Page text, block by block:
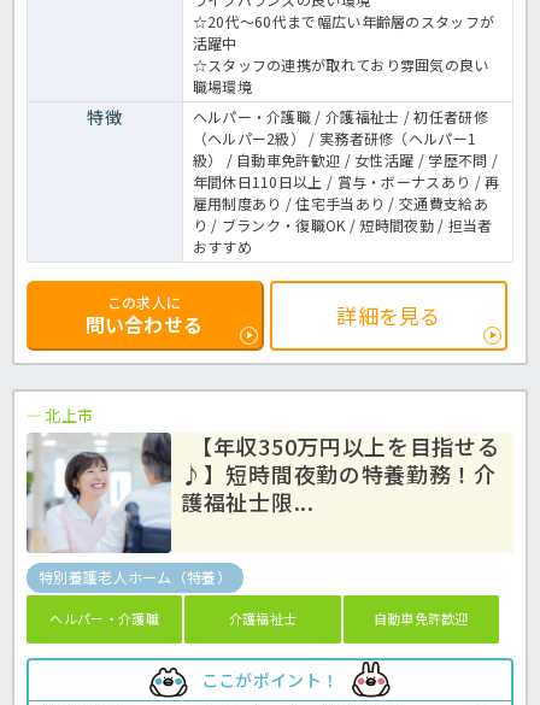
☆20代～60代まで幅広い年齢層のスタッフが
活躍中
☆スタッフの連携が取れており雰囲気の良い
職場環境
特徴
ヘルパー・介護職 / 介護福祉士 / 初任者研修
（ヘルパー2級） / 実務者研修（ヘルパー1
級） / 自動車免許歓迎 / 女性活躍 / 学歴不問 /
年間休日110日以上 / 賞与・ボーナスあり / 再
雇用制度あり / 住宅手当あり / 交通費支給あ
り / ブランク・復職OK / 短時間夜勤 / 担当者
おすすめ
この求人に
問い合わせる 詳細を見る
北上市
【年収350万円以上を目指せる
♪】短時間夜勤の特養勤務！介
護福祉士限...
特別養護老人ホーム（特養）
ヘルパー・介護職 介護福祉士 自動車免許歓迎
ここがポイント！